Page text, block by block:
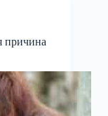
причина